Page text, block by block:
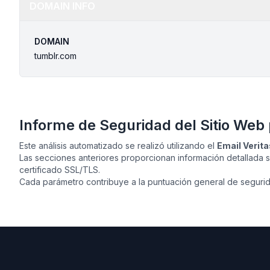
DOMAIN
tumblr.com
Informe de Seguridad del Sitio
Este análisis automatizado se realizó utilizando el Email
Las secciones anteriores proporcionan información detallada
certificado SSL/TLS.
Cada parámetro contribuye a la puntuación general de